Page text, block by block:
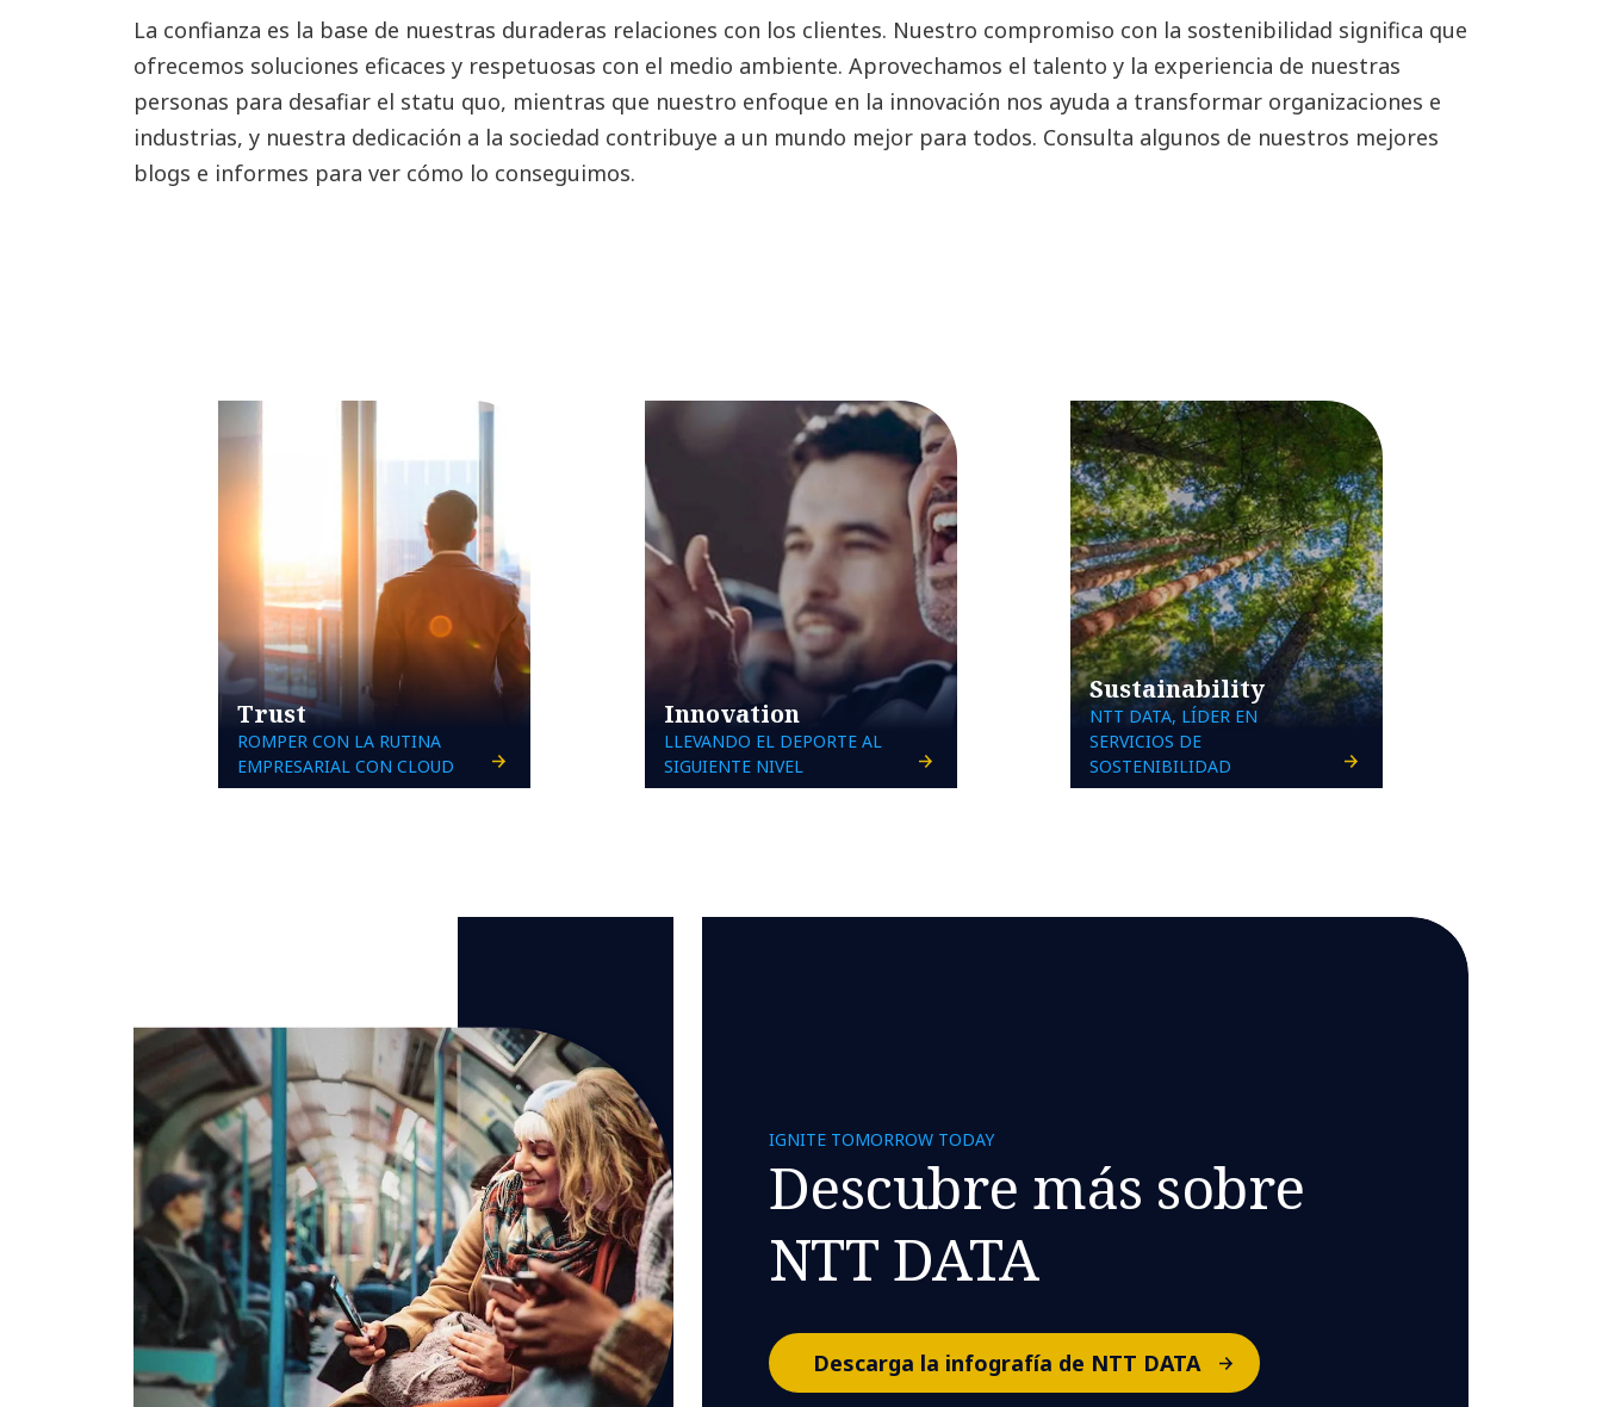
La confianza es la base de nuestras duraderas relaciones con los clientes. Nuestro compromiso con la sostenibilidad significa que
ofrecemos soluciones eficaces y respetuosas con el medio ambiente. Aprovechamos el talento y la experiencia de nuestras
personas para desafiar el statu quo, mientras que nuestro enfoque en la innovación nos ayuda a transformar organizaciones e
industrias, y nuestra dedicación a la sociedad contribuye a un mundo mejor para todos. Consulta algunos de nuestros mejores
blogs e informes para ver cómo lo conseguimos.
Trust
ROMPER CON LA RUTINA
EMPRESARIAL CON CLOUD
Innovation
LLEVANDO EL DEPORTE AL
SIGUIENTE NIVEL
Sustainability
NTT DATA, LÍDER EN
SERVICIOS DE
SOSTENIBILIDAD
IGNITE TOMORROW TODAY
Descubre más sobre
NTT DATA
Descarga la infografía de NTT DATA